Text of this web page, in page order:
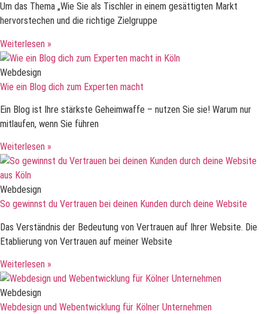
Um das Thema „Wie Sie als Tischler in einem gesättigten Markt
hervorstechen und die richtige Zielgruppe
Weiterlesen »
Webdesign
Wie ein Blog dich zum Experten macht
Ein Blog ist Ihre stärkste Geheimwaffe – nutzen Sie sie! Warum nur
mitlaufen, wenn Sie führen
Weiterlesen »
Webdesign
So gewinnst du Vertrauen bei deinen Kunden durch deine Website
Das Verständnis der Bedeutung von Vertrauen auf Ihrer Website. Die
Etablierung von Vertrauen auf meiner Website
Weiterlesen »
Webdesign
Webdesign und Webentwicklung für Kölner Unternehmen